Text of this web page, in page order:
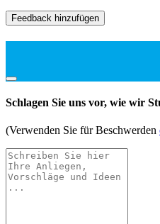
Feedback hinzufügen
Schlagen Sie uns vor, wie wir
(Verwenden Sie für Beschwerden